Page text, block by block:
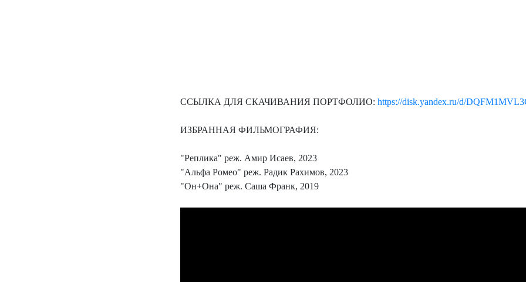
ССЫЛКА ДЛЯ СКАЧИВАНИЯ ПОРТФОЛИО: https://disk.yandex.ru/d/
ИЗБРАННАЯ ФИЛЬМОГРАФИЯ:
"Реплика" реж. Амир Исаев, 2023
"Альфа Ромео" реж. Радик Рахимов, 2023
"Он+Она" реж. Саша Франк, 2019